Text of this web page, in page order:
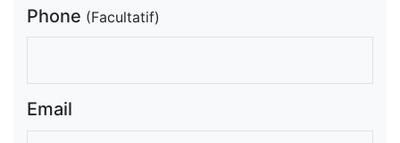
Phone (Facultatif)
Email